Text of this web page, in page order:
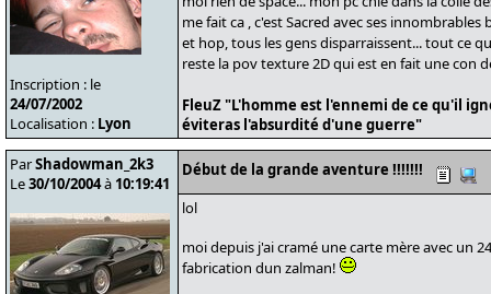
Inscription : le
24/07/2002
Localisation : Lyon
me fait ca , c'est Sacred avec ses innombrables
et hop, tous les gens disparraissent... tout ce
reste la pov texture 2D qui est en fait une con
FleuZ "L'homme est l'ennemi de ce qu'il
éviteras l'absurdité d'une guerre"
ParShadowman_2k3
Le30/10/2004à 10:19:41
Début de la grande aventure !!!!!!!
lol
moi depuis j'ai cramé une carte mère avec un
fabrication dun zalman!